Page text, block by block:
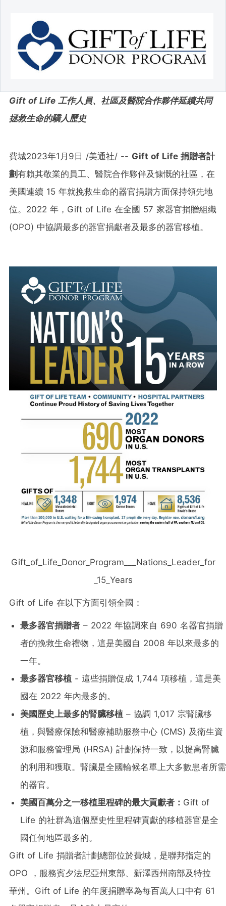
Gift of Life 工作人員、社區及醫院合作夥伴延續共同
拯救生命的驕人歷史
費城2023年1月9日 /美通社/ -- Gift of Life 捐贈者計
劃有賴其敬業的員工、醫院合作夥伴及慷慨的社區，在
美國連續 15 年就挽救生命的器官捐贈方面保持領先地
位。2022 年，Gift of Life 在全國 57 家器官捐贈組織
(OPO) 中協調最多的器官捐獻者及最多的器官移植。
Gift_of_Life_Donor_Program___Nations_Leader_for
_15_Years
Gift of Life 在以下方面引領全國：
最多器官捐贈者 – 2022 年協調來自 690 名器官捐贈
者的挽救生命禮物，這是美國自 2008 年以來最多的
一年。
最多器官移植 - 這些捐贈促成 1,744 項移植，這是美
國在 2022 年內最多的。
美國歷史上最多的腎臟移植 – 協調 1,017 宗腎臟移
植，與醫療保險和醫療補助服務中心 (CMS) 及衛生資
源和服務管理局 (HRSA) 計劃保持一致，以提高腎臟
的利用和獲取。腎臟是全國輪候名單上大多數患者所需
的器官。
美國百萬分之一移植里程碑的最大貢獻者 ： Gift of
Life 的社群為這個歷史性里程碑貢獻的移植器官是全
國任何地區最多的。
Gift of Life 捐贈者計劃總部位於費城，是聯邦指定的
OPO ，服務賓夕法尼亞州東部、新澤西州南部及特拉
華州。Gift of Life 的年度捐贈率為每百萬人口中有 61